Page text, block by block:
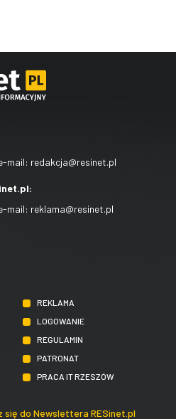
mail: redakcja@resinet.pl
mail: reklama@resinet.pl
REKLAMA
LOGOWANIE
REGULAMIN
PATRONAT
PRACA IT RZESZÓW
się do Newslettera RESinet.pl